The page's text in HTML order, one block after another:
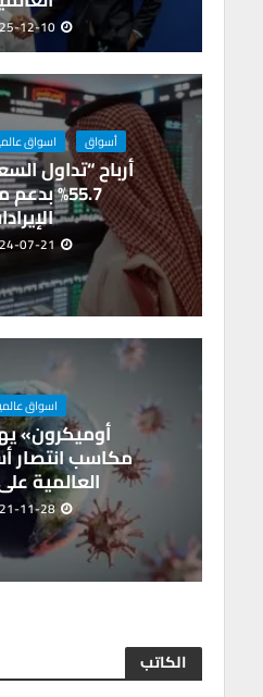
12-10
أسواق اسواق
أرباح “تداول
55.7%
07-21
اسواق
أوميكرون»
مكاسب انتصار
العالمية
11-28
الكاتب